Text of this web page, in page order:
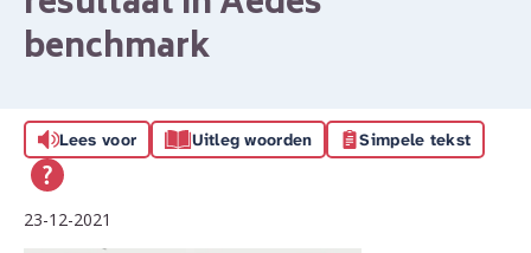
benchmark
Lees voor Uitleg woorden Simpele tekst
23-12-2021